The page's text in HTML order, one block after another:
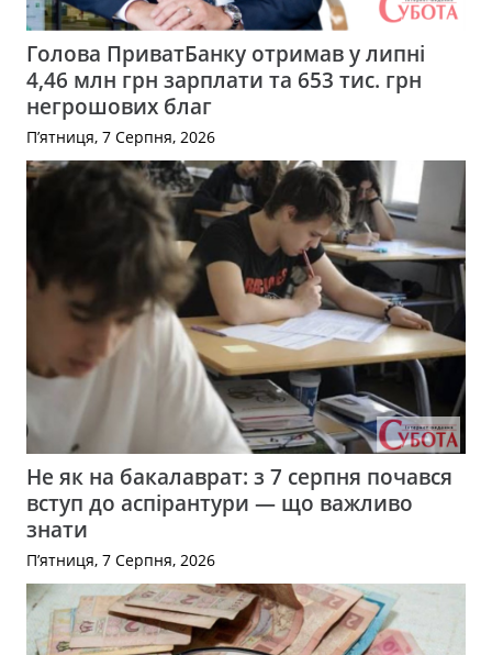
Голова ПриватБанку отримав у липні
4,46 млн грн зарплати та 653 тис. грн
негрошових благ
П’ятниця, 7 Серпня, 2026
Не як на бакалаврат: з 7 серпня почався
вступ до аспірантури — що важливо
знати
П’ятниця, 7 Серпня, 2026